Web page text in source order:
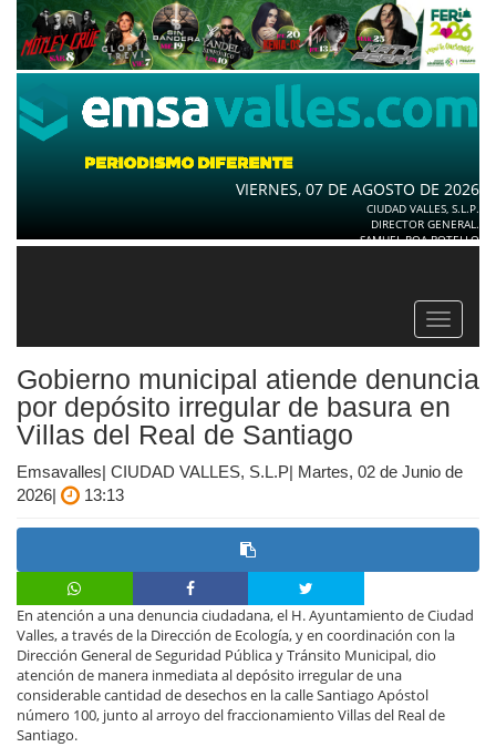
VIERNES, 07 DE AGOSTO DE 2026
CIUDAD VALLES, S.L.P.
DIRECTOR GENERAL.
SAMUEL ROA BOTELLO
Toggle
Gobierno municipal atiende denuncia
por depósito irregular de basura en
Villas del Real de Santiago
Emsavalles| CIUDAD VALLES, S.L.P| Martes, 02 de Junio de
2026|
13:13
En atención a una denuncia ciudadana, el H. Ayuntamiento de Ciudad
Valles, a través de la Dirección de Ecología, y en coordinación con la
Dirección General de Seguridad Pública y Tránsito Municipal, dio
atención de manera inmediata al depósito irregular de una
considerable cantidad de desechos en la calle Santiago Apóstol
número 100, junto al arroyo del fraccionamiento Villas del Real de
Santiago.